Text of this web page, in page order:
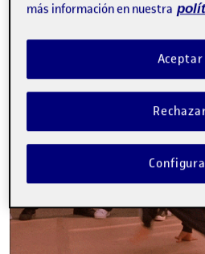
Análisis Heurístico –
Publicado por
Ivan Sierra Escobar
Fecha de publicación
4comentario
más información en nuestra
Aceptar